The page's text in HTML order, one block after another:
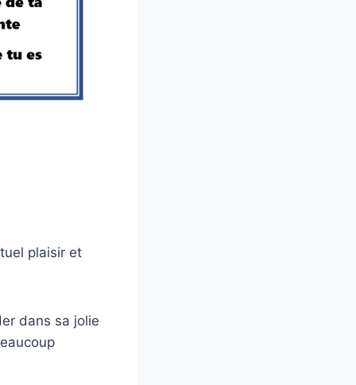
plaisir et
dans sa jolie